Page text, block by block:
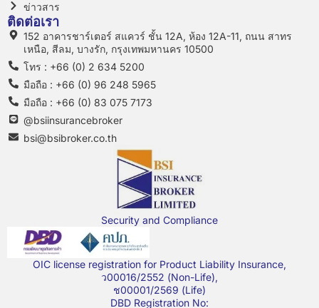
Security and Compliance
OIC license registration for Product Liability Insurance,
ว00016/2552 (Non-Life),
ช00001/2569 (Life)
DBD Registration No:
ข่าวสาร
ติดต่อเรา
152 อาคารชาร์เตอร์ สแควร์ ชั้น 12A, ห้อง 12A-11, ถนน สาทร
เหนือ, สีลม, บางรัก, กรุงเทพมหานคร 10500
โทร : +66 (0) 2 634 5200
มือถือ : +66 (0) 96 248 5965
มือถือ : +66 (0) 83 075 7173
@bsiinsurancebroker
bsi@bsibroker.co.th